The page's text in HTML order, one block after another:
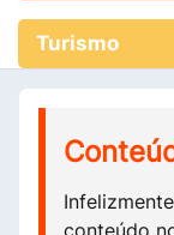
Turismo
conteúdo